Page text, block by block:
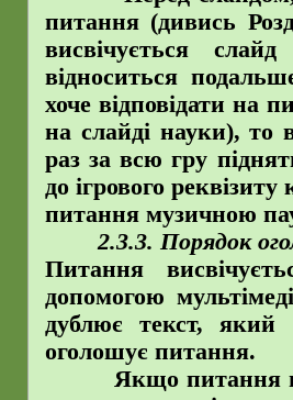
питання (дивись
висвічується
відноситься
хоче відповідати на
на слайді науки), то
раз за всю гру
до ігрового
питання музичною
2.3.3. Порядок
Питання
допомогою
дублює текст, який
оголошує питання.
Якщо питання